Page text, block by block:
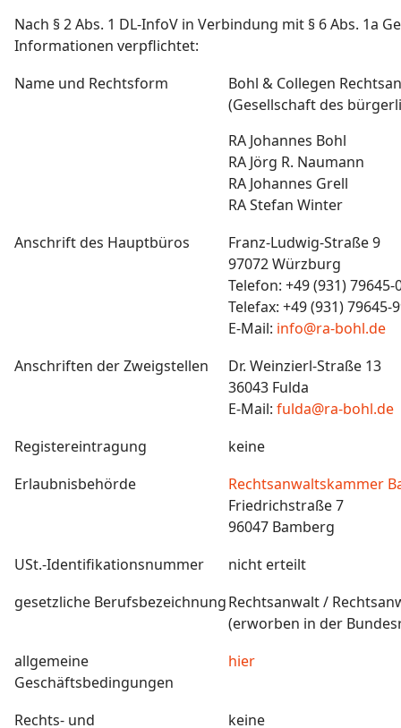
Nach § 2 Abs. 1 DL-InfoV in Verbindung mit § 6 Abs. 1a
Informationen verpflichtet:
Name und Rechtsform
Bohl & Collegen
(Gesellschaft des
RA Johannes Bohl
RA Jörg R. Naumann
RA Johannes Grell
RA Stefan Winter
Anschrift des Hauptbüros
Franz-Ludwig-Straße 9
97072 Würzburg
Telefon: +49 (931) 79645-
Telefax: +49 (931) 79645-
E-Mail: info@ra-bohl.de
Anschriften der Zweigstellen
Dr. Weinzierl-Straße 13
36043 Fulda
E-Mail: fulda@ra-bohl.de
Registereintragung
keine
Erlaubnisbehörde
Rechtsanwaltskammer
Friedrichstraße 7
96047 Bamberg
USt.-Identifikationsnummer
nicht erteilt
gesetzliche BerufsbezeichnungRechtsanwalt /
(erworben in der
allgemeine
Geschäftsbedingungen
hier
Rechts- und
keine